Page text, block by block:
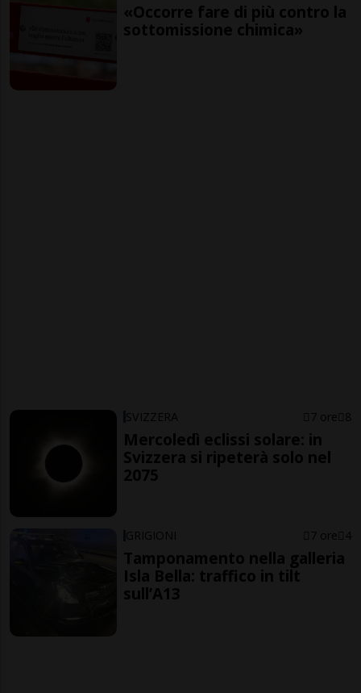
«Occorre fare di più contro la
sottomissione chimica»
SVIZZERA 7 ore 8
Mercoledì eclissi solare: in
Svizzera si ripeterà solo nel
2075
GRIGIONI 7 ore 4
Tamponamento nella galleria
Isla Bella: traffico in tilt
sull’A13